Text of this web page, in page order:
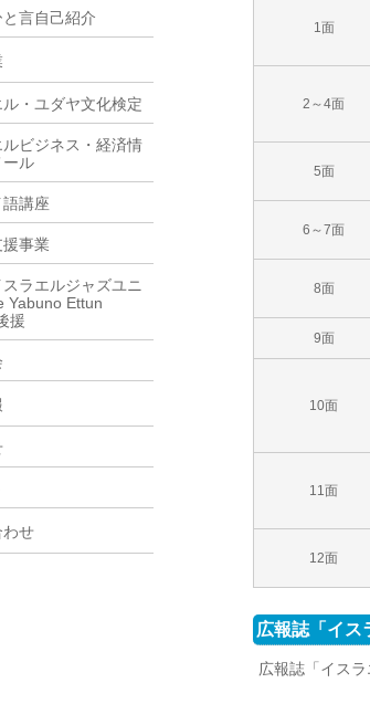
1面
2～4面
5面
6～7面
8面
9面
10面
11面
12面
広報誌「イス
広報誌「イス
言自己紹介
・ユダヤ文化検定
ルビジネス・経済情
ール
講座
事業
スラエルジャズユニ
Yabuno Ettun
援
わせ